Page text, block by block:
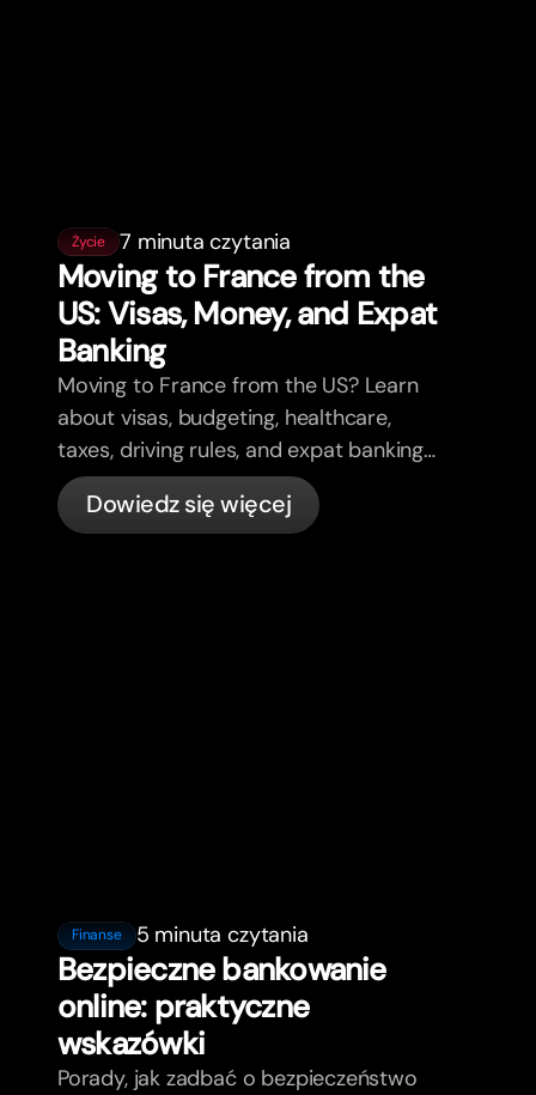
Życie 7 minuta czytania
Moving to France from the
US: Visas, Money, and Expat
Banking
Moving to France from the US? Learn
about visas, budgeting, healthcare,
taxes, driving rules, and expat banking
in France with bunq.
Dowiedz się więcej
Finanse 5 minuta czytania
Bezpieczne bankowanie
online: praktyczne
wskazówki
Porady, jak zadbać o bezpieczeństwo